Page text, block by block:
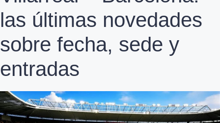
las últimas novedades
sobre fecha, sede y
entradas